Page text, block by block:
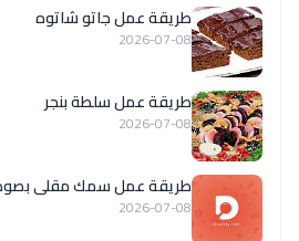
طريقة عمل جاتو شاتوه
2026-07-08
طريقة عمل سلطة بنجر
2026-07-08
طريقة عمل سمك مقلى بصوص
2026-07-08